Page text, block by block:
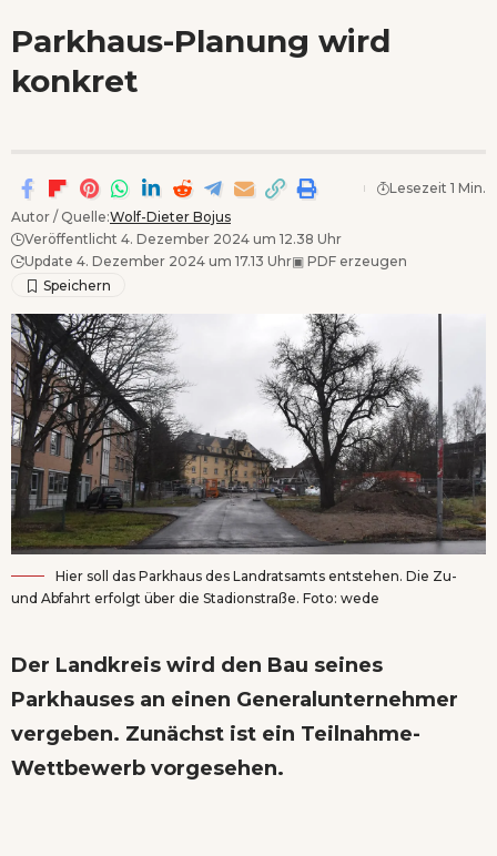
Parkhaus-Planung wird
konkret
Autor / Quelle:Wolf-Dieter Bojus
Veröffentlicht 4. Dezember 2024 um 12.38 Uhr
Update 4. Dezember 2024 um 17.13 Uhr▣ PDF erzeugen
Lesezeit 1 Min.
Hier soll das Parkhaus des Landratsamts entstehen. Die Zu-
und Abfahrt erfolgt über die Stadionstraße. Foto: wede
Der Landkreis wird den Bau seines
Parkhauses an einen Generalunternehmer
vergeben. Zunächst ist ein Teilnahme-
Wettbewerb vorgesehen.